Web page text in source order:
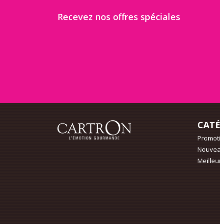
Recevez nos offres spéciales